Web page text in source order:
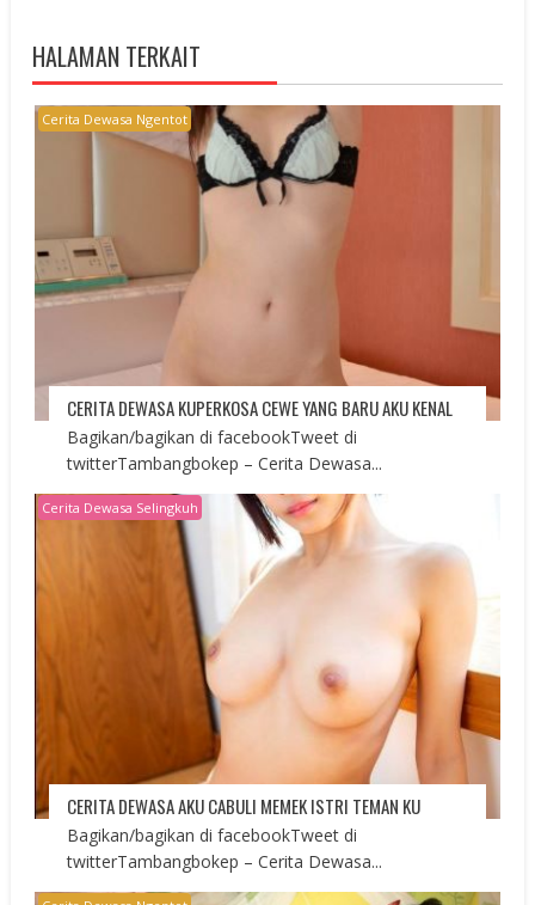
HALAMAN TERKAIT
Cerita Dewasa Ngentot
CERITA DEWASA KUPERKOSA CEWE YANG BARU AKU KENAL
Bagikan/bagikan di facebookTweet di
twitterTambangbokep – Cerita Dewasa...
Cerita Dewasa Selingkuh
CERITA DEWASA AKU CABULI MEMEK ISTRI TEMAN KU
Bagikan/bagikan di facebookTweet di
twitterTambangbokep – Cerita Dewasa...